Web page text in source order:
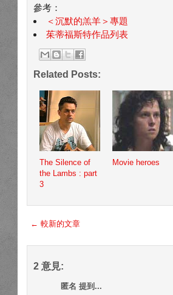
參考：
＜沉默的羔羊＞專題
茱蒂福斯特作品列表
Related Posts:
The Silence of
the Lambs : part
3
Movie heroes
← 較新的文章
2 意見:
匿名 提到...